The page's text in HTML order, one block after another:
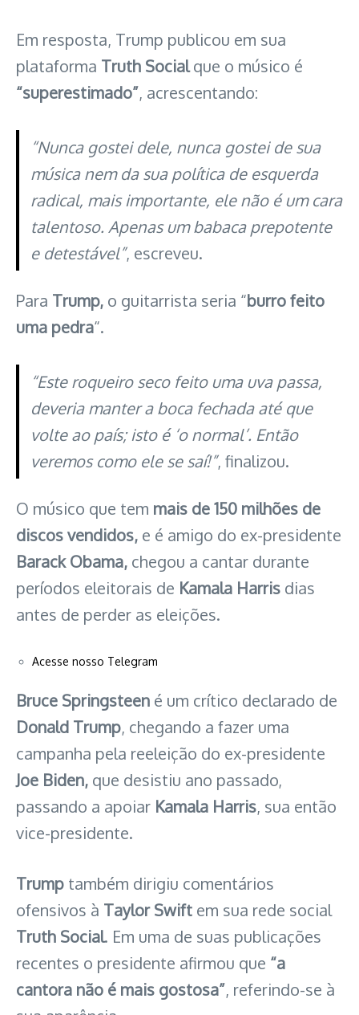
Em resposta, Trump publicou em sua
plataforma Truth Socialque o músico é
“superestimado”, acrescentando:
“Nunca gostei dele, nunca gostei de sua
música nem da sua política de esquerda
radical, mais importante, ele não é um cara
talentoso. Apenas um babaca prepotente
e detestável”, escreveu.
Para Trump, o guitarrista seria “burro feito
uma pedra“.
“Este roqueiro seco feito uma uva passa,
deveria manter a boca fechada até que
volte ao país; isto é ‘o normal’. Então
veremos como ele se saí!”, finalizou.
O músico que tem mais de 150 milhões de
discos vendidos, e é amigo do ex-presidente
Barack Obama, chegou a cantar durante
períodos eleitorais de Kamala Harris dias
antes de perder as eleições.
Acesse nosso Telegram
Bruce Springsteen é um crítico declarado de
Donald Trump, chegando a fazer uma
campanha pela reeleição do ex-presidente
Joe Biden, que desistiu ano passado,
passando a apoiar Kamala Harris, sua então
vice-presidente.
Trump também dirigiu comentários
ofensivos à Taylor Swift em sua rede social
Truth Social. Em uma de suas publicações
recentes o presidente afirmou que “a
cantora não é mais gostosa”, referindo-se à